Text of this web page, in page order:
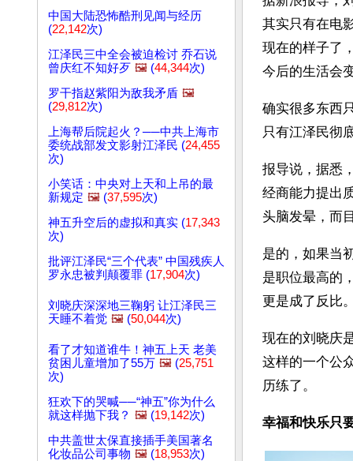
中国大陆恐怖酷刑见闻与经历
(22,142次)
江泽民三中全会被迫检讨 乔石说
曾庆红不知好歹 🖼️ (44,344次)
罗干指赵紫阳为敌我矛盾 🖼️
(29,812次)
上海帮后院起火？──中共上海市
委统战部发文影射江泽民 (24,455
次)
小笑话：中央对上天和上吊的最
新规定 🖼️ (37,595次)
神五升空后的虚拟和真实 (17,343
次)
批评江泽民“三个代表” 中国残疾人
罗永忠被判颠覆罪 (17,904次)
刘晓庆深深地三鞠躬 让江泽民三
天睡不着觉 🖼️ (50,044次)
看了才知道谁牛！神五上天 老美
贫困儿童增加了55万 🖼️ (25,751
次)
狂欢下的哭喊──“神五”你为什么
就这样抛下我？ 🖼️ (19,142次)
中共盖世太保直接插手美国著名
化妆品公司事物 🖼️ (18,953次)
其实只有在电
现在的样子了
今后的生活会
确实很多东西
只有江泽民彻
报导说，据悉
经商能力提出
头脑发晕，而
是的，如果当
是职位最高的
更是成了反比
现在的刘晓庆
这样的一个公
历练了。
幸福和快乐只